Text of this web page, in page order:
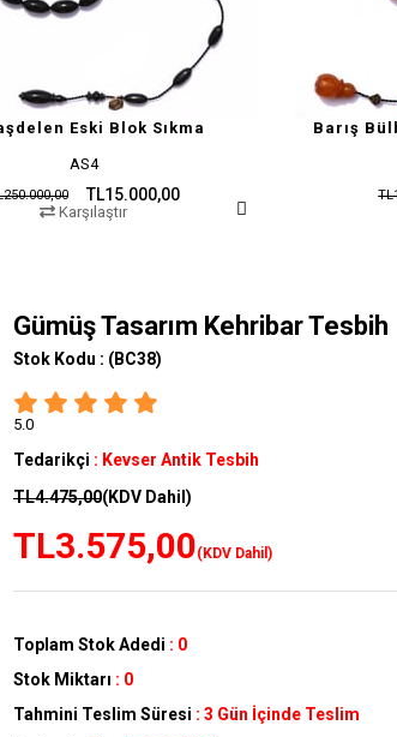
Eski Blok Sıkma
AS4
TL15.000,00
Karşılaştır
Barış
Gümüş Tasarım Kehribar Tesbih
Stok Kodu : (BC38)
5.0
Tedarikçi : Kevser Antik Tesbih
TL4.475,00(KDV Dahil)
TL3.575,00(KDV Dahil)
Toplam Stok Adedi : 0
Stok Miktarı : 0
Tahmini Teslim Süresi : 3 Gün İçinde Teslim